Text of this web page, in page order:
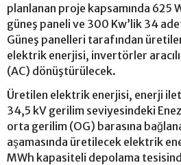
planlanan proje kapsamında 625
güneş paneli ve 300 Kw’lik 34
Güneş panelleri tarafından
elektrik enerjisi, invertörler
(AC) dönüştürülecek.
Üretilen elektrik enerjisi, enerji
34,5 kV gerilim seviyesindeki
orta gerilim (OG) barasına
aşamasında üretilecek elektrik
MWh kapasiteli depolama